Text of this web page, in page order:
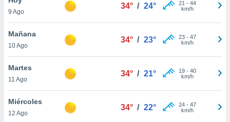
y
en
más
de
9 Ago
34° / 24° 21 - 44
km/h
Mañana
10 Ago
34° / 23° 23- 47
km/h
Martes
11 Ago
34° / 21° 19- 40
km/h
Miércoles
12 Ago
34° / 22° 24- 47
km/h